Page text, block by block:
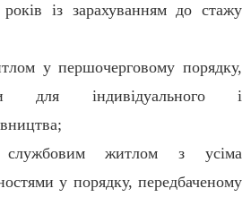
із зарахуванням до стажу
у першочерговому порядку,
для індивідуального і
службовим житлом з усіма
у порядку, передбаченому